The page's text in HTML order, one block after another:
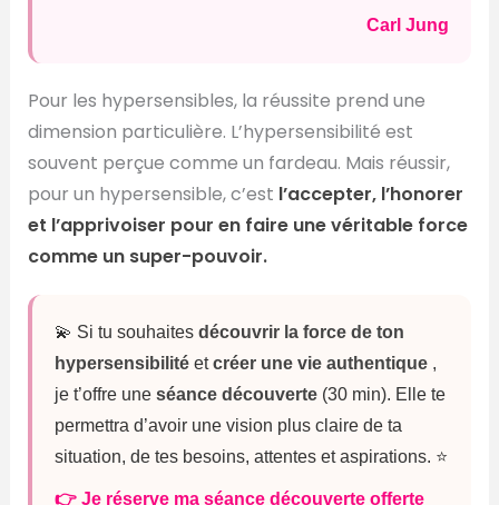
Carl Jung
Pour les hypersensibles, la réussite prend une
dimension particulière. L’hypersensibilité est
souvent perçue comme un fardeau. Mais réussir,
pour un hypersensible, c’est l’accepter, l’honorer
et l’apprivoiser pour en faire une véritable force
comme un super-pouvoir.
💫 Si tu souhaites découvrir la force de ton
hypersensibilitéetcréer une vie authentique ,
je t’offre une séance découverte(30 min). Elle te
permettra d’avoir une vision plus claire de ta
situation, de tes besoins, attentes et aspirations. ⭐️
👉 Je réserve ma séance découverte offerte